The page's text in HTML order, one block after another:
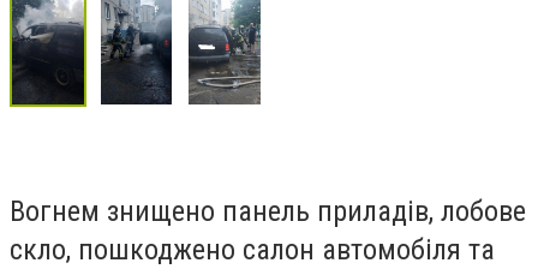
Вогнем знищено панель приладів, лобове
скло, пошкоджено салон автомобіля та